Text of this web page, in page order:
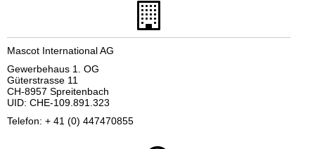
Mascot International AG
Gewerbehaus 1. OG
Güterstrasse 11
CH-8957 Spreitenbach
UID: CHE-109.891.323
Telefon: + 41 (0) 447470855